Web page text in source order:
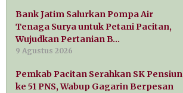
Bank Jatim Salurkan Pompa Air
Tenaga Surya untuk Petani Pacitan,
Wujudkan Pertanian B…
9 Agustus 2026
Pemkab Pacitan Serahkan SK Pensiun
ke 51 PNS, Wabup Gagarin Berpesan